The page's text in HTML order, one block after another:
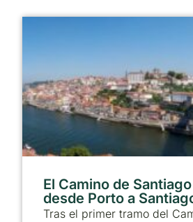
El Camino de
desde Porto a
Tras el primer tramo del